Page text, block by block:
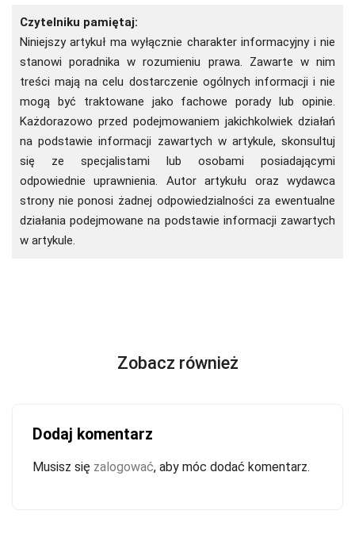
Czytelniku pamiętaj:
Niniejszy artykuł ma wyłącznie charakter informacyjny i nie
stanowi poradnika w rozumieniu prawa. Zawarte w nim
treści mają na celu dostarczenie ogólnych informacji i nie
mogą być traktowane jako fachowe porady lub opinie.
Każdorazowo przed podejmowaniem jakichkolwiek działań
na podstawie informacji zawartych w artykule, skonsultuj
się ze specjalistami lub osobami posiadającymi
odpowiednie uprawnienia. Autor artykułu oraz wydawca
strony nie ponosi żadnej odpowiedzialności za ewentualne
działania podejmowane na podstawie informacji zawartych
w artykule.
Zobacz również
Dodaj komentarz
Musisz się zalogować, aby móc dodać komentarz.